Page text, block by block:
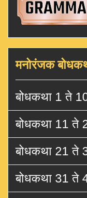
मनोरंजक
बोधकथा 1 ते
बोधकथा 11 ते
बोधकथा 21 ते
बोधकथा 31 ते